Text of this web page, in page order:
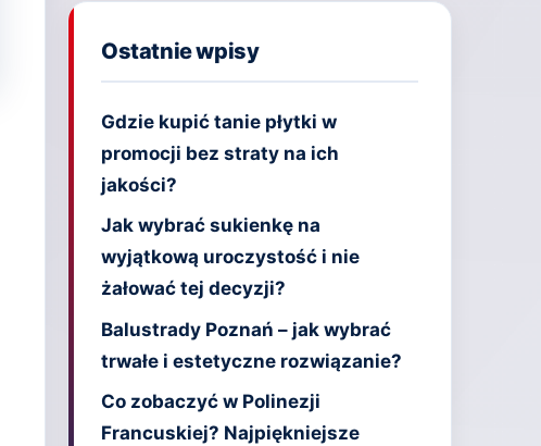
Ostatnie wpisy
Gdzie kupić tanie płytki w
promocji bez straty na ich
jakości?
Jak wybrać sukienkę na
wyjątkową uroczystość i nie
żałować tej decyzji?
Balustrady Poznań – jak wybrać
trwałe i estetyczne rozwiązanie?
Co zobaczyć w Polinezji
Francuskiej? Najpiękniejsze